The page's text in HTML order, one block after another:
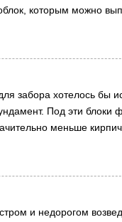
которым можно
забора хотелось бы
Под эти
меньше
и недорогом